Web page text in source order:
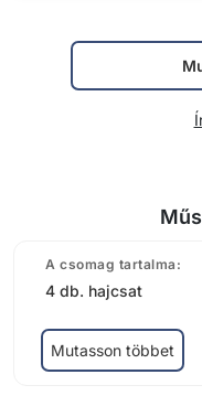
A csomag tartalma:
4 db. hajcsat
Mutasson többet